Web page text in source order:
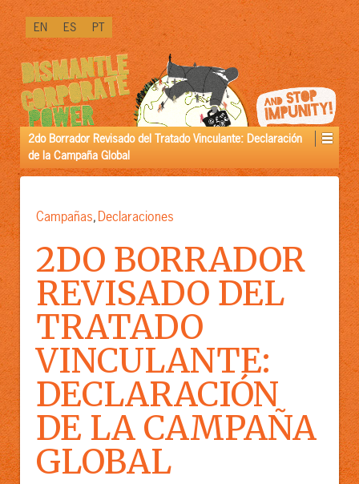
PRÓXIMAMENTE
DISPONIBLE
IN
[LINK]VERSIÓN
PREMIUM[/LINK]:
EN ES PT
2do Borrador Revisado del Tratado Vinculante: Declaración
de la Campaña Global
Campañas, Declaraciones
2DO BORRADOR
REVISADO DEL
TRATADO
VINCULANTE:
DECLARACIÓN
DE LA CAMPAÑA
GLOBAL